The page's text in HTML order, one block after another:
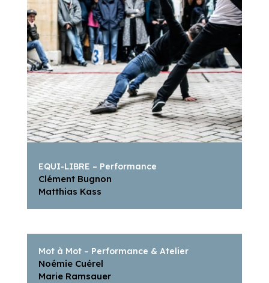
EQUI-LIBRE – Performance
Clément Bugnon
Matthias Kass
Mot à Mot – Performance & Atelier
Noémie Cuérel
Marie Ramsauer